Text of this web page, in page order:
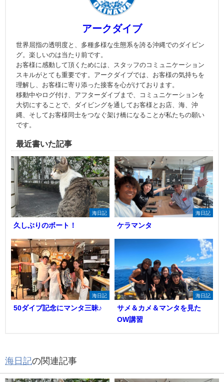
アークダイブ
世界屈指の透明度と、多種多様な生態系を誇る沖縄でのダイビン
グ。楽しいのは当たり前です。
お客様に感動して頂くためには、スタッフのコミュニケーション
スキルがとても重要です。アークダイブでは、お客様の気持ちを
理解し、お客様に寄り添った接客を心がけております。
移動中やログ付け、アフターダイブまで、コミュニケーションを
大切にすることで、ダイビングを通してお客様とお店、海、沖
縄、そしてお客様同士をつなぐ架け橋になることが私たちの願い
です。
最近書いた記事
海日記
久しぶりのボート！
海日記
ケラマンタ
海日記
50ダイブ記念にマンタ三昧♪
海日記
サメ＆カメ＆マンタを見た
OW講習
海日記の関連記事